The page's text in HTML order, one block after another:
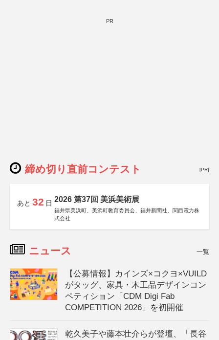
PR
締め切り直前コンテスト [PR]
あと 32 日 2026 第37回 美浜美術展
福井県美浜町、美浜町教育委員会、福井新聞社、関西電力株
式会社
ニュース 一覧
【公募情報】カインズ×コクヨ×VUILD
がタッグ、家具・木工品デザインコン
ペティション「CDM Digi Fab
COMPETITION 2026」を初開催
乾久美子や藤本壮介らが登壇、「長谷